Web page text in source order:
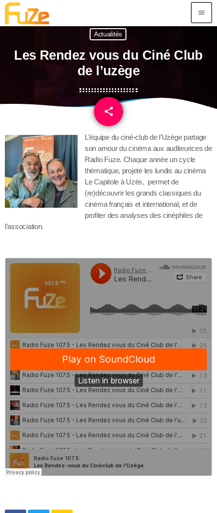
menu
Actualités
Les Rendez vous du Ciné Club
de l’uzège
share
email
L’équipe du ciné-club de l’Uzège partage
son amour du cinéma aux auditeurices de
Radio Fuze. Chaque année un cycle
thématique, projeté les lundis au cinéma
Le Capitole à Uzès, permet de
(re)découvrir les grands classiques du
cinéma français et international, et de
profiter des analyses des cinéphiles de
l’association.